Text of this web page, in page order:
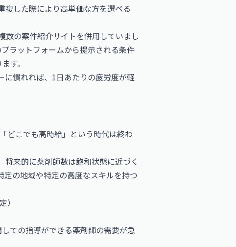
複した際により高単価な方を選べる
数の案件紹介サイトを併用していまし
ラットフォームから提示される条件
す。
に慣れれば、1日あたりの疲労度が軽
どこでも高時給」という時代は終わ
来的に薬剤師数は飽和状態に近づく
の地域や特定の高度なスキルを持つ
）
ての指導ができる薬剤師の需要が急